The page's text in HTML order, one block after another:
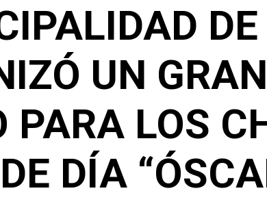
UN
LOS
DÍA